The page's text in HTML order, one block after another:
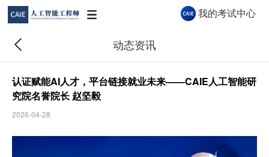
我的考试中心
动态资讯
认证赋能AI人才，平台链接就业未来——CAIE人工智能研
究院名誉院长 赵坚毅
2026-04-28